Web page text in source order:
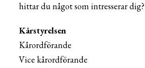
hittar du något som intresserar dig?
Kårstyrelsen
Kårordförande
Vice kårordförande